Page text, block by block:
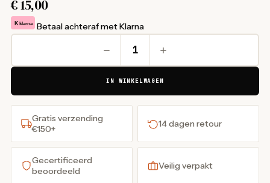
€15,00
K klarna Betaal achteraf met Klarna
IN WINKELWAGEN
Gratis verzending
€150+
14 dagen retour
Gecertificeerd
beoordeeld
Veilig verpakt